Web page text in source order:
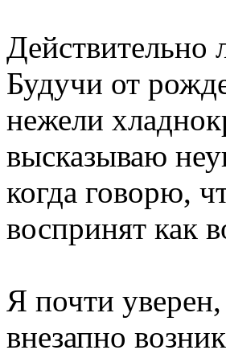
Действительно
Будучи от
нежели
высказываю
когда говорю,
воспринят как
Я почти
внезапно